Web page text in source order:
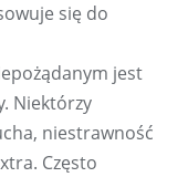
się do
jest
Niektórzy
niestrawność
Często